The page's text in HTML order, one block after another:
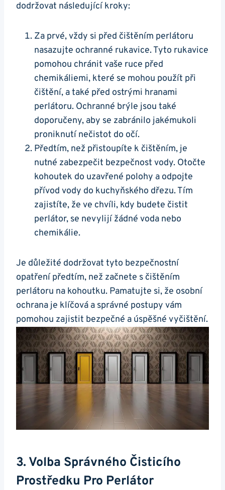
dodržovat⁢ následující kroky:
Za prvé, vždy si před ⁣čištěním perlátoru
nasazujte ochranné rukavice. Tyto rukavice
​pomohou chránit vaše ruce před
chemikáliemi, které se mohou použít‌ při
čištění, a také před ostrými hranami
perlátoru. Ochranné⁢ brýle jsou⁤ také
⁤doporučeny, aby se zabránilo jakémukoli
proniknutí nečistot do očí.
Předtím, než přistoupíte k čištěním, je
nutné zabezpečit bezpečnost vody. Otočte
kohoutek‍ do uzavřené polohy a odpojte⁢
přívod vody do kuchyňského dřezu.⁢ Tím
zajistíte, že ve chvíli, kdy budete čistit
perlátor, se nevylijí žádné voda nebo
chemikálie.
Je důležité dodržovat tyto bezpečnostní
opatření předtím, než začnete s ⁣čištěním
perlátoru na kohoutku. Pamatujte si, že osobní
ochrana je klíčová a správné postupy vám
pomohou zajistit bezpečné a úspěšné vyčištění.
3. Volba Správného Čisticího
Prostředku Pro Perlátor